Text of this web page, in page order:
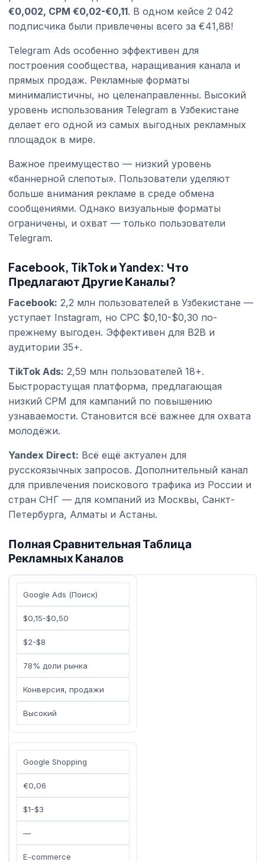
€0,002, CPM €0,02-€0,11. В одном кейсе 2 042
подписчика были привлечены всего за €41,88!
Telegram Ads особенно эффективен для
построения сообщества, наращивания канала и
прямых продаж. Рекламные форматы
минималистичны, но целенаправленны. Высокий
уровень использования Telegram в Узбекистане
делает его одной из самых выгодных рекламных
площадок в мире.
Важное преимущество — низкий уровень
«баннерной слепоты». Пользователи уделяют
больше внимания рекламе в среде обмена
сообщениями. Однако визуальные форматы
ограничены, и охват — только пользователи
Telegram.
Facebook, TikTok и Yandex: Что
Предлагают Другие Каналы?
Facebook: 2,2 млн пользователей в Узбекистане —
уступает Instagram, но CPC $0,10-$0,30 по-
прежнему выгоден. Эффективен для B2B и
аудитории 35+.
TikTok Ads: 2,59 млн пользователей 18+.
Быстрорастущая платформа, предлагающая
низкий CPM для кампаний по повышению
узнаваемости. Становится всё важнее для охвата
молодёжи.
Yandex Direct: Всё ещё актуален для
русскоязычных запросов. Дополнительный канал
для привлечения поискового трафика из России и
стран СНГ — для компаний из Москвы, Санкт-
Петербурга, Алматы и Астаны.
Полная Сравнительная Таблица
Рекламных Каналов
Google Ads (Поиск)
$0,15-$0,50
$2-$8
78% доли рынка
Конверсия, продажи
Высокий
Google Shopping
€0,06
$1-$3
—
E-commerce